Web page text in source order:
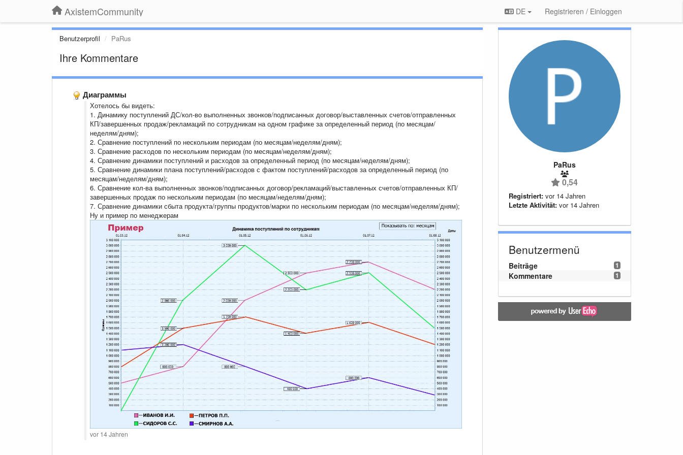
AxistemCommunity DE Registrieren / Einloggen
Benutzerprofil PaRus
Ihre Kommentare
Диаграммы
Хотелось бы видеть:
1. Динамику поступлений ДС/кол-во выполненных звонков/подписанных договор/выставленных счетов/отправленных
КП/завершенных продаж/рекламаций по сотрудникам на одном графике за определенный период (по месяцам/
неделям/дням);
2. Сравнение поступлений по нескольким периодам (по месяцам/неделям/дням);
3. Сравнение расходов по нескольким периодам (по месяцам/неделям/дням);
4. Сравнение динамики поступлений и расходов за определенный период (по месяцам/неделям/дням);
5. Сравнение динамики плана поступлений/расходов с фактом поступлений/расходов за определенный период (по
месяцам/неделям/дням);
6. Сравнение кол-ва выполненных звонков/подписанных договор/рекламаций/выставленных счетов/отправленных КП/
завершенных продаж по нескольким периодам (по месяцам/неделям/дням);
7. Сравнение динамики сбыта продукта/группы продуктов/марки по нескольким периодам (по месяцам/неделям/дням);
Ну и пример по менеджерам
vor 14 Jahren
PaRus
0,54
Registriert: vor 14 Jahren
Letzte Aktivität: vor 14 Jahren
Benutzermenü
1
Beiträge
1
Kommentare